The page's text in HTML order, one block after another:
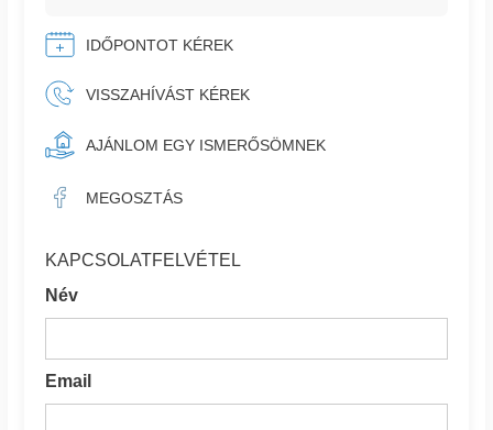
IDŐPONTOT KÉREK
VISSZAHÍVÁST KÉREK
AJÁNLOM EGY ISMERŐSÖMNEK
MEGOSZTÁS
KAPCSOLATFELVÉTEL
Név
Email